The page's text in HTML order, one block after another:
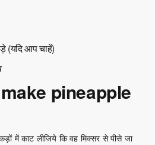
(यदि आप चाहें)
make pineapple
में काट लीजिये कि वह मिक्सर से पीसे जा